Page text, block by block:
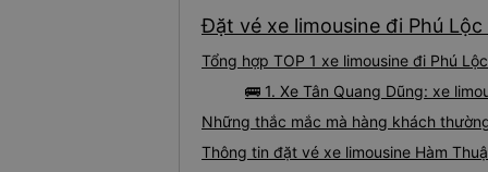
Đặt vé xe limousine đi Phú
Tổng hợp TOP 1 xe limousine đi Phú
🚌 1. Xe Tân Quang Dũng: xe
Những thắc mắc mà hàng khách
Thông tin đặt vé xe limousine Hàm